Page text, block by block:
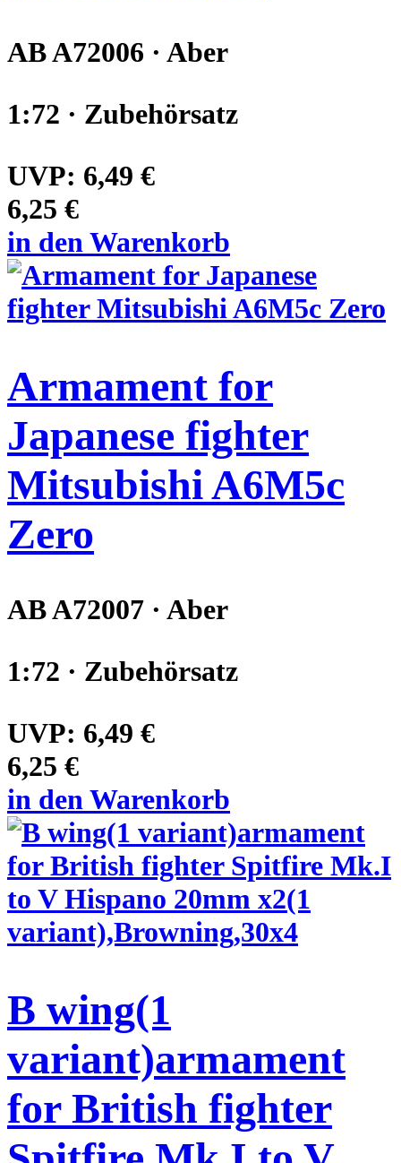
AB A72006 · Aber
1:72 · Zubehörsatz
UVP: 6,49 €
6,25 €
in den Warenkorb
Armament for
Japanese fighter
Mitsubishi A6M5c
Zero
AB A72007 · Aber
1:72 · Zubehörsatz
UVP: 6,49 €
6,25 €
in den Warenkorb
B wing(1
variant)armament
for British fighter